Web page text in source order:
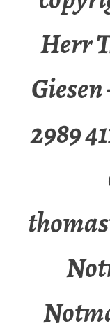
Herr
Giesen
2989